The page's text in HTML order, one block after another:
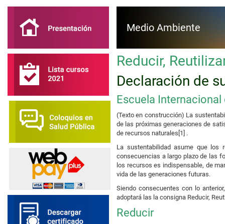
Medio Ambiente
Reducir,
Declaración de
Escuela Internacional
(Texto en construcción) La
de las próximas generaciones de
de recursos naturales [1] .
La sustentabilidad asume que los
consecuencias a largo plazo de las
los recursos es indispensable, de
vida de las generaciones futuras.
Siendo consecuentes con lo
adoptará las la consigna Reducir,
Reducir